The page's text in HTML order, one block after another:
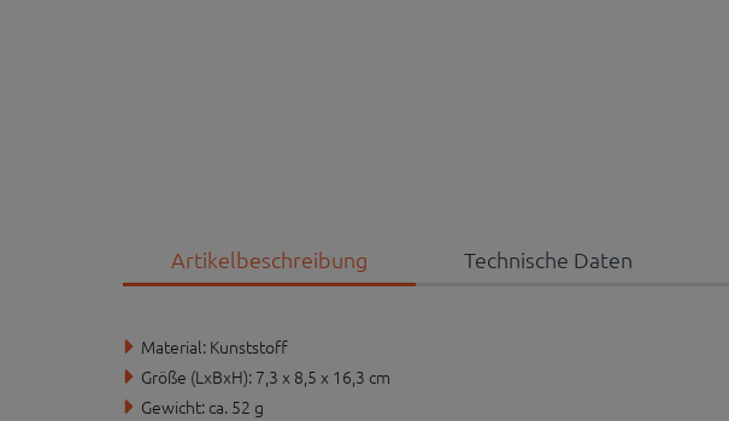
Artikelbeschreibung Technische Daten
Material: Kunststoff
Größe (LxBxH): 7,3 x 8,5 x 16,3 cm
Gewicht: ca. 52 g